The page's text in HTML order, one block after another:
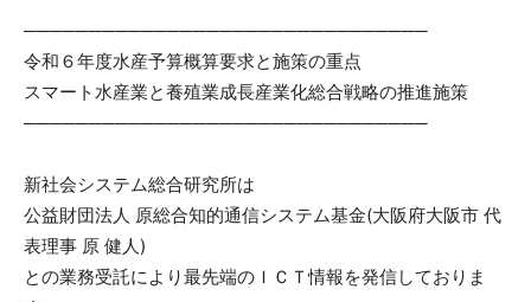
───────────────────────────────
令和６年度水産予算概算要求と施策の重点
スマート水産業と養殖業成長産業化総合戦略の推進施策
───────────────────────────────
新社会システム総合研究所は
公益財団法人 原総合知的通信システム基金(大阪府大阪市 代
表理事 原 健人)
との業務受託により最先端のＩＣＴ情報を発信しておりま